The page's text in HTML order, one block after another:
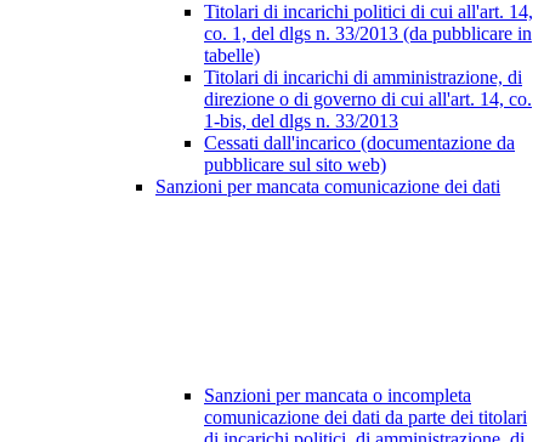
Titolari di incarichi politici di cui all'art. 14,
co. 1, del dlgs n. 33/2013 (da pubblicare in
tabelle)
Titolari di incarichi di amministrazione, di
direzione o di governo di cui all'art. 14, co.
1-bis, del dlgs n. 33/2013
Cessati dall'incarico (documentazione da
pubblicare sul sito web)
Sanzioni per mancata comunicazione dei dati
Sanzioni per mancata o incompleta
comunicazione dei dati da parte dei titolari